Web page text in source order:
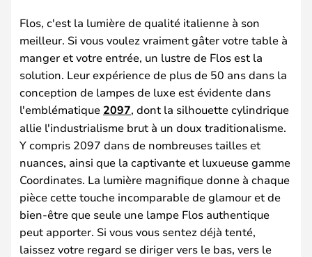
Flos, c'est la lumière de qualité italienne à son
meilleur. Si vous voulez vraiment gâter votre table à
manger et votre entrée, un lustre de Flos est la
solution. Leur expérience de plus de 50 ans dans la
conception de lampes de luxe est évidente dans
l'emblématique 2097, dont la silhouette cylindrique
allie l'industrialisme brut à un doux traditionalisme.
Y compris 2097 dans de nombreuses tailles et
nuances, ainsi que la captivante et luxueuse gamme
Coordinates. La lumière magnifique donne à chaque
pièce cette touche incomparable de glamour et de
bien-être que seule une lampe Flos authentique
peut apporter. Si vous vous sentez déjà tenté,
laissez votre regard se diriger vers le bas, vers le